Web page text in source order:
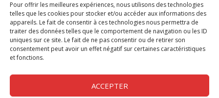
Pour offrir les meilleures expériences, nous utilisons des technologies
telles que les cookies pour stocker et/ou accéder aux informations des
appareils. Le fait de consentir à ces technologies nous permettra de
traiter des données telles que le comportement de navigation ou les ID
uniques sur ce site. Le fait de ne pas consentir ou de retirer son
consentement peut avoir un effet négatif sur certaines caractéristiques
et fonctions.
ACCEPTER
Chèque Compta
Chèque Emploi Spectacle
G-Pods
Profession Audio-visuel